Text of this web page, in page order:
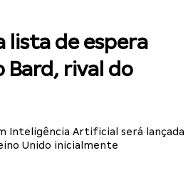
lista de espera
Bard, rival do
Inteligência Artificial será lançada
Unido inicialmente